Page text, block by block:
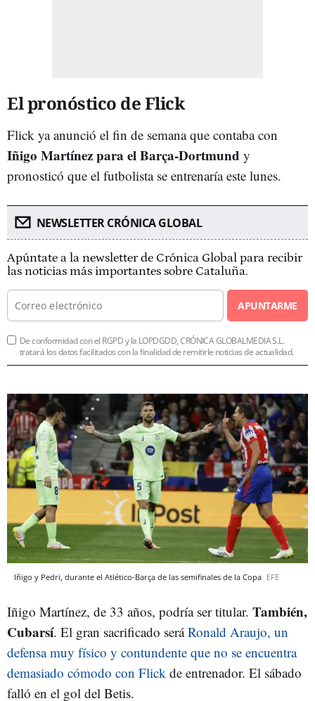
El pronóstico de Flick
Flick ya anunció el fin de semana que contaba con
Iñigo Martínez para el Barça-Dortmund y
pronosticó que el futbolista se entrenaría este lunes.
NEWSLETTER CRÓNICA GLOBAL
Apúntate a la newsletter de Crónica Global para recibir
las noticias más importantes sobre Cataluña.
APUNTARME
De conformidad con el RGPD y la LOPDGDD, CRÓNICA GLOBALMEDIA S.L.
tratará los datos facilitados con la finalidad de remitirle noticias de actualidad.
Iñigo y Pedri, durante el Atlético-Barça de las semifinales de la Copa EFE
Iñigo Martínez, de 33 años, podría ser titular. También,
Cubarsí. El gran sacrificado seráRonald Araujo, un
defensa muy físico y contundente que no se encuentra
demasiado cómodo con Flick de entrenador. El sábado
falló en el gol del Betis.